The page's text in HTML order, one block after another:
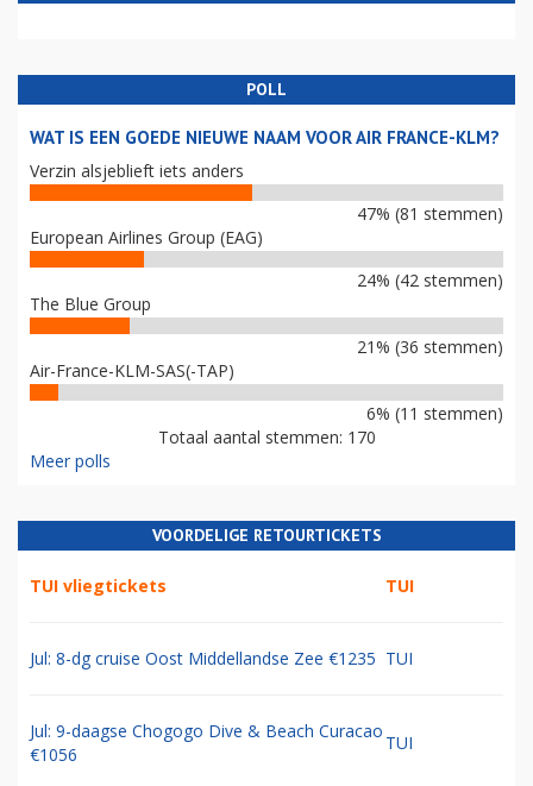
POLL
WAT IS EEN GOEDE NIEUWE NAAM VOOR AIR FRANCE-KLM?
Verzin alsjeblieft iets anders
47% (81 stemmen)
European Airlines Group (EAG)
24% (42 stemmen)
The Blue Group
21% (36 stemmen)
Air-France-KLM-SAS(-TAP)
6% (11 stemmen)
Totaal aantal stemmen: 170
Meer polls
VOORDELIGE RETOURTICKETS
TUI vliegtickets TUI
Jul: 8-dg cruise Oost Middellandse Zee €1235 TUI
Jul: 9-daagse Chogogo Dive & Beach Curacao
€1056
TUI